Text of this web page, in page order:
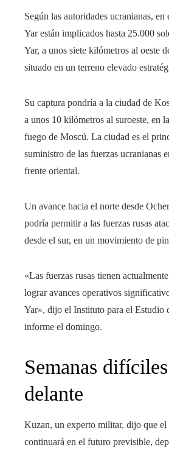
Según las autoridades ucranianas, en
Yar están implicados hasta 25.000
Yar, a unos siete kilómetros al oeste
situado en un terreno elevado
Su captura pondría a la ciudad de
a unos 10 kilómetros al suroeste, en
fuego de Moscú. La ciudad es el
suministro de las fuerzas ucranianas
frente oriental.
Un avance hacia el norte desde
podría permitir a las fuerzas rusas
desde el sur, en un movimiento de
«Las fuerzas rusas tienen
lograr avances operativos
Yar», dijo el Instituto para el Estudio
informe el domingo.
Semanas
delante
Kuzan, un experto militar, dijo que el
continuará en el futuro previsible,